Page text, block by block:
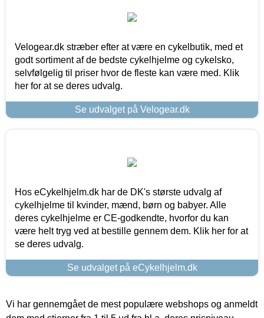
Velogear.dk stræber efter at være en cykelbutik, med et
godt sortiment af de bedste cykelhjelme og cykelsko,
selvfølgelig til priser hvor de fleste kan være med. Klik
her for at se deres udvalg.
Se udvalget på Velogear.dk
Hos eCykelhjelm.dk har de DK's største udvalg af
cykelhjelme til kvinder, mænd, børn og babyer. Alle
deres cykelhjelme er CE-godkendte, hvorfor du kan
være helt tryg ved at bestille gennem dem. Klik her for at
se deres udvalg.
Se udvalget på eCykelhjelm.dk
Vi har gennemgået de mest populære webshops og anmeldt